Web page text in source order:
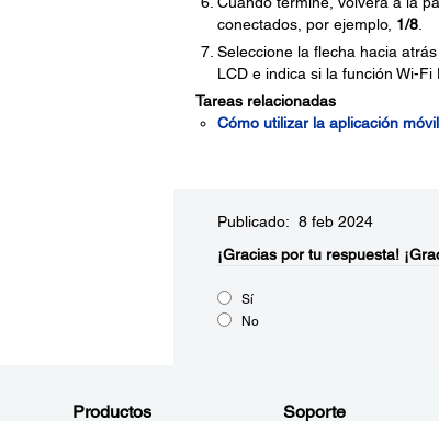
conectados, por ejemplo, 1/8.
Seleccione la flecha hacia
LCD e indica si la función Wi-
Tareas relacionadas
Cómo utilizar la aplicación
Publicado: 8 feb 2024
¡Gracias por tu respuesta!
Sí
No
Productos Soporte